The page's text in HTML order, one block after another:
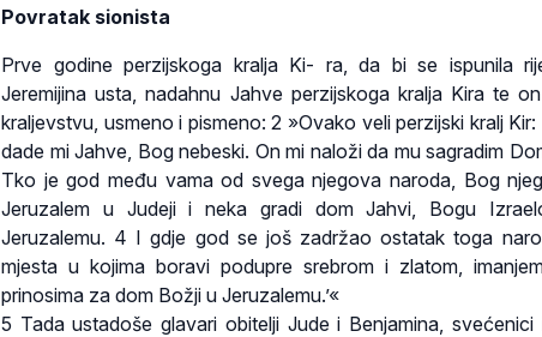
Povratak sionista
Prve godine perzijskoga kralja Ki- ra, da bi se ispunila
Jeremijina usta, nadahnu Jahve perzijskoga kralja Kira te
kraljevstvu, usmeno i pismeno: 2 »Ovako veli perzijski kralj
dade mi Jahve, Bog nebeski. On mi naloži da mu sagradim
Tko je god među vama od svega njegova naroda, Bog
Jeruzalem u Judeji i neka gradi dom Jahvi, Bogu
Jeruzalemu. 4 I gdje god se još zadržao ostatak toga
mjesta u kojima boravi podupre srebrom i zlatom,
prinosima za dom Božji u Jeruzalemu.’«
5 Tada ustadoše glavari obitelji Jude i Benjamina,